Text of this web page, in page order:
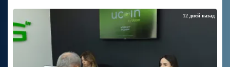
12 дней назад